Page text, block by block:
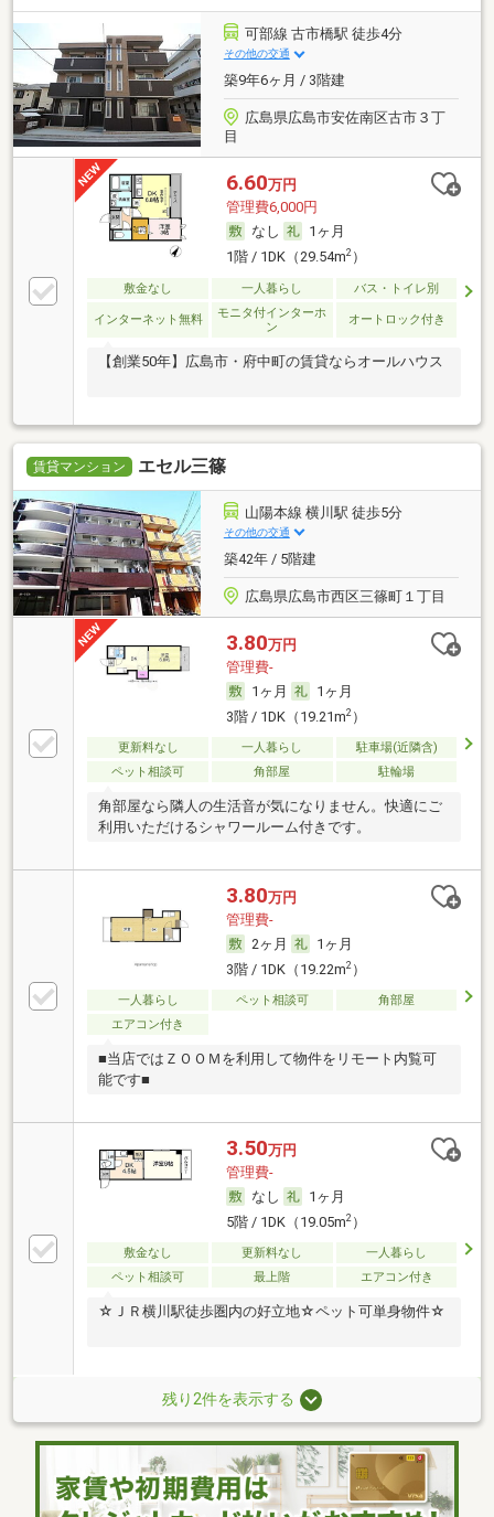
可部線 古市橋駅 徒歩4分
その他の交通
築9年6ヶ月 / 3階建
広島県広島市安佐南区古市３丁
目
6.60万円
管理費6,000円
なし
1ヶ月
1階 / 1DK（29.54m2）
敷金なし 一人暮らし バス・トイレ別
インターネット無料
モニタ付インターホ
ン
オートロック付き
【創業50年】広島市・府中町の賃貸ならオールハウス
賃貸マンション エセル三篠
山陽本線 横川駅 徒歩5分
その他の交通
築42年 / 5階建
広島県広島市西区三篠町１丁目
3.80万円
管理費-
1ヶ月
1ヶ月
3階 / 1DK（19.21m2）
更新料なし 一人暮らし
駐車場(近隣含)
ペット相談可
角部屋 駐輪場
角部屋なら隣人の生活音が気になりません。快適にご
利用いただけるシャワールーム付きです。
3.80万円
管理費-
2ヶ月
1ヶ月
3階 / 1DK（19.22m2）
一人暮らし ペット相談可
角部屋
エアコン付き
■当店ではＺＯＯＭを利用して物件をリモート内覧可
能です■
3.50万円
管理費-
なし
1ヶ月
5階 / 1DK（19.05m2）
敷金なし 更新料なし
一人暮らし
ペット相談可
最上階 エアコン付き
☆ＪＲ横川駅徒歩圏内の好立地☆ペット可単身物件☆
残り2件を表示する